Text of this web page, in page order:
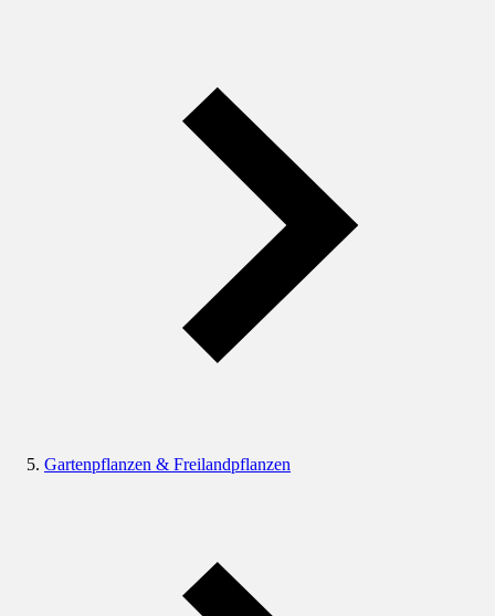
Gartenpflanzen & Freilandpflanzen